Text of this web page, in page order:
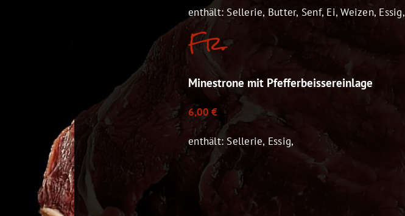
enthält: Sellerie, Butter, Senf, Ei, Weizen, Essig,
Fr.
Minestrone mit Pfefferbeissereinlage
6,00 €
enthält: Sellerie, Essig,